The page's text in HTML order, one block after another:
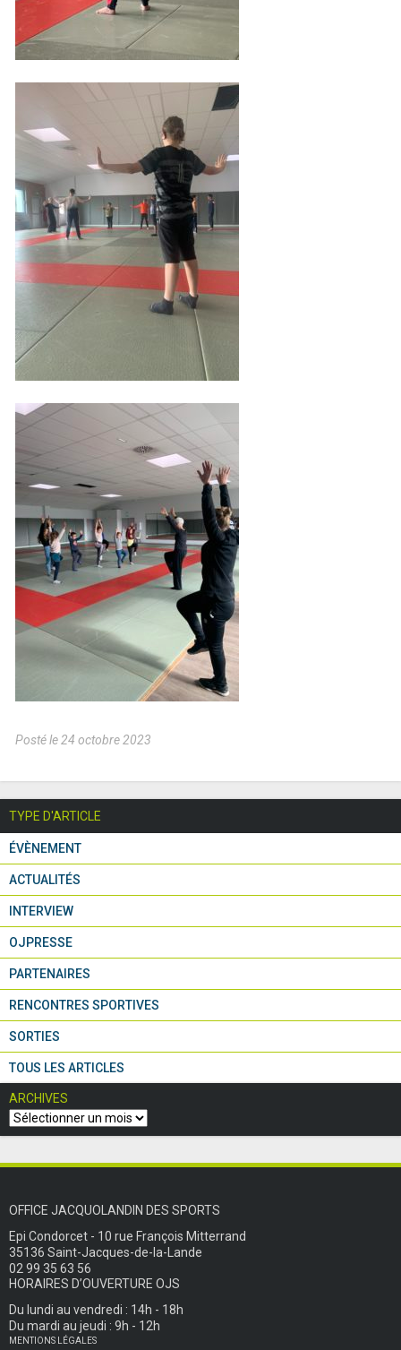
Posté le 24 octobre 2023
TYPE D'ARTICLE
ÉVÈNEMENT
ACTUALITÉS
INTERVIEW
OJPRESSE
PARTENAIRES
RENCONTRES SPORTIVES
SORTIES
TOUS LES ARTICLES
ARCHIVES
OFFICE JACQUOLANDIN DES SPORTS
Epi Condorcet - 10 rue François Mitterrand
35136 Saint-Jacques-de-la-Lande
02 99 35 63 56
HORAIRES D’OUVERTURE OJS
Du lundi au vendredi : 14h - 18h
Du mardi au jeudi : 9h - 12h
MENTIONS LÉGALES